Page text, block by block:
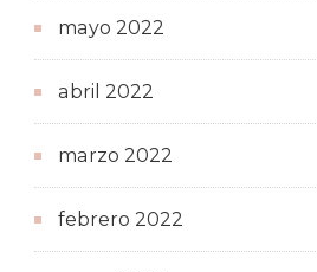
mayo 2022
abril 2022
marzo 2022
febrero 2022